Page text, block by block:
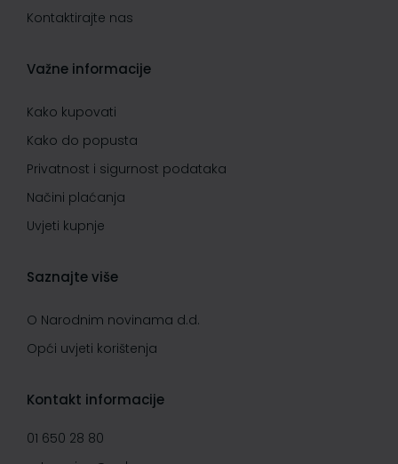
Kontaktirajte nas
Važne informacije
Kako kupovati
Kako do popusta
Privatnost i sigurnost podataka
Načini plaćanja
Uvjeti kupnje
Saznajte više
O Narodnim novinama d.d.
Opći uvjeti korištenja
Kontakt informacije
01 650 28 80